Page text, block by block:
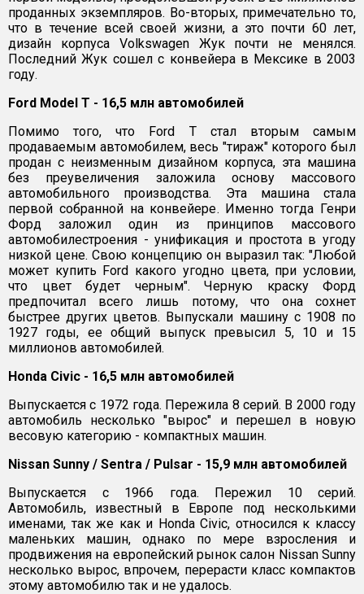
проданных экземпляров. Во-вторых, примечательно то,
что в течение всей своей жизни, а это почти 60 лет,
дизайн корпуса Volkswagen Жук почти не менялся.
Последний Жук сошел с конвейера в Мексике в 2003
году.
Ford Model T - 16,5 млн автомобилей
Помимо того, что Ford T стал вторым самым
продаваемым автомобилем, весь "тираж" которого был
продан с неизменным дизайном корпуса, эта машина
без преувеличения заложила основу массового
автомобильного производства. Эта машина стала
первой собранной на конвейере. Именно тогда Генри
Форд заложил один из принципов массового
автомобилестроения - унификация и простота в угоду
низкой цене. Свою концепцию он выразил так: "Любой
может купить Ford какого угодно цвета, при условии,
что цвет будет черным". Черную краску Форд
предпочитал всего лишь потому, что она сохнет
быстрее других цветов. Выпускали машину с 1908 по
1927 годы, ее общий выпуск превысил 5, 10 и 15
миллионов автомобилей.
Honda Civic - 16,5 млн автомобилей
Выпускается с 1972 года. Пережила 8 серий. В 2000 году
автомобиль несколько "вырос" и перешел в новую
весовую категорию - компактных машин.
Nissan Sunny / Sentra / Pulsar - 15,9 млн автомобилей
Выпускается с 1966 года. Пережил 10 серий.
Автомобиль, известный в Европе под несколькими
именами, так же как и Honda Civic, относился к классу
маленьких машин, однако по мере взросления и
продвижения на европейский рынок салон Nissan Sunny
несколько вырос, впрочем, перерасти класс компактов
этому автомобилю так и не удалось.